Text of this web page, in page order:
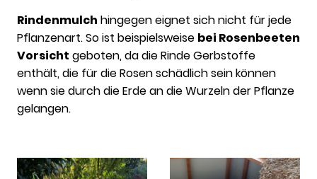
Rindenmulch hingegen eignet sich nicht für jede
Pflanzenart. So ist beispielsweise bei Rosenbeeten
Vorsicht geboten, da die Rinde Gerbstoffe
enthält, die für die Rosen schädlich sein können
wenn sie durch die Erde an die Wurzeln der Pflanze
gelangen.